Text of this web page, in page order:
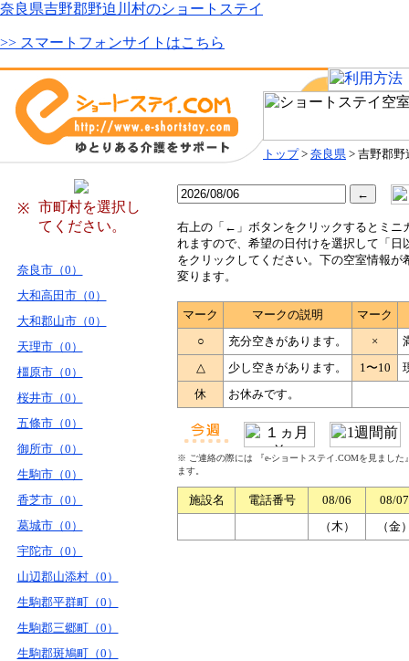
奈良県吉野郡野迫川村のショートステイ
>> スマートフォンサイトはこちら
トップ> 奈良県 > 吉野郡野
※
市町村を選択し
てください。
奈良市（0）
大和高田市（0）
大和郡山市（0）
天理市（0）
橿原市（0）
桜井市（0）
五條市（0）
御所市（0）
生駒市（0）
香芝市（0）
葛城市（0）
宇陀市（0）
山辺郡山添村（0）
生駒郡平群町（0）
生駒郡三郷町（0）
生駒郡斑鳩町（0）
右上の「←」ボタンをクリックするとミニ
れますので、希望の日付けを選択して「日
をクリックしてください。下の空室情報が
変ります。
マーク マークの説明
マーク
○
充分空きがあります。 ×
△
少し空きがあります。 1〜10
休
お休みです。
※ ご連絡の際には 『e-ショートステイ.COMを見まし
ます。
施設名 電話番号 08/06
08/07
（木）
（金